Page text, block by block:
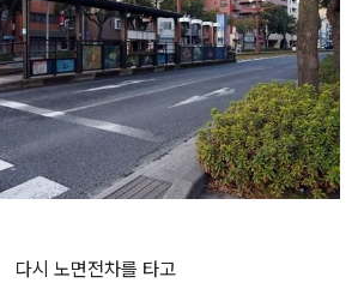
다시 노면전차를 타고